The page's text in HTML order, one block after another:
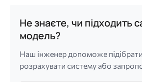
Не знаєте, чи підходить
модель?
Наш інженер допоможе
розрахувати систему або